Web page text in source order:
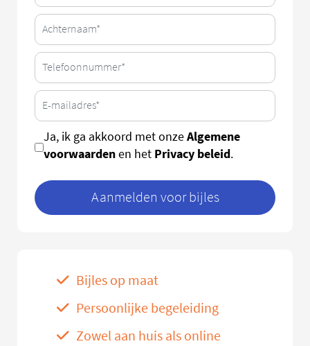
Ja, ik ga akkoord met onzeAlgemene
voorwaardenen het Privacy beleid.
Aanmelden voor bijles
Bijles op maat
Persoonlijke begeleiding
Zowel aan huis als online